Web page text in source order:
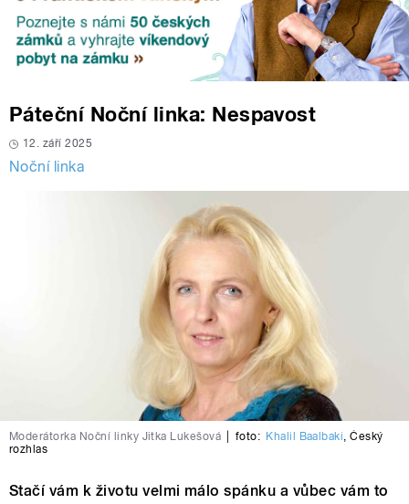
Páteční Noční linka: Nespavost
12. září 2025
Noční linka
Moderátorka Noční linky Jitka Lukešová foto: Khalil Baalbaki,Český
rozhlas
Stačí vám k životu velmi málo spánku a vůbec vám to